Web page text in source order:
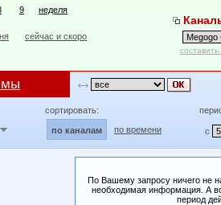
9 неделя
сейчас и скоро
сортировать:
по каналам по времени с
По Вашему запросу ничего не
необходимая информация. А
период